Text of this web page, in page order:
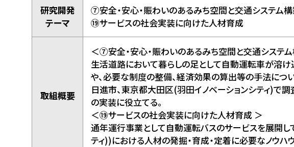
研究開発
テーマ
⑦安全・安心・賑わいのあるみち空間と交通システム
⑲サービスの社会実装に向けた人材育成
取組概要
＜⑦安全・安心・賑わいのあるみち空間と交通システ
生活道路において暮らしの足として自動運転車が溶
や、必要な制度の整備、経済効果の算出等の手法につ
日進市、東京都大田区(羽田イノベーションシティ)で調
の実装に役立てる。
＜⑲サービスの社会実装に向けた人材育成 ＞
通年運行事業として自動運転バスのサービスを展開し
ティ))における人材の発掘・育成・定着に必要なノウハ